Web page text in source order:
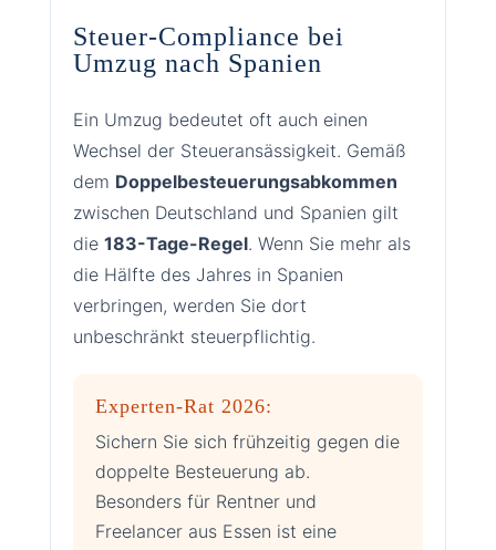
Steuer-Compliance bei
Umzug nach Spanien
Ein Umzug bedeutet oft auch einen
Wechsel der Steueransässigkeit. Gemäß
dem Doppelbesteuerungsabkommen
zwischen Deutschland und Spanien gilt
die 183-Tage-Regel. Wenn Sie mehr als
die Hälfte des Jahres in Spanien
verbringen, werden Sie dort
unbeschränkt steuerpflichtig.
Experten-Rat 2026:
Sichern Sie sich frühzeitig gegen die
doppelte Besteuerung ab.
Besonders für Rentner und
Freelancer aus Essen ist eine